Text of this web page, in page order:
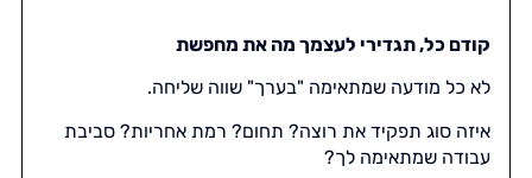
קודם כל, תגדירי לעצמך מה את מחפשת
לא כל מודעה שמתאימה "בערך" שווה שליחה.
איזה סוג תפקיד את רוצה? תחום? רמת אחריות? סביבת
עבודה שמתאימה לך?